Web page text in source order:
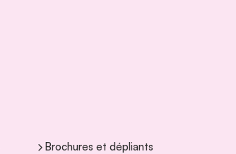
Brochures et dépliants